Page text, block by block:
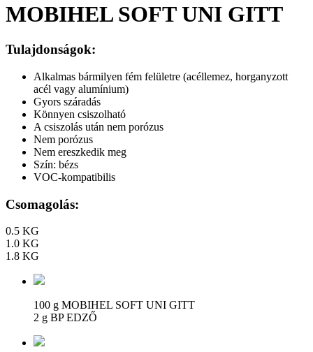
MOBIHEL SOFT UNI GITT
Tulajdonságok:
Alkalmas bármilyen fém felületre (acéllemez, horganyzott
acél vagy alumínium)
Gyors száradás
Könnyen csiszolható
A csiszolás után nem porózus
Nem porózus
Nem ereszkedik meg
Szín: bézs
VOC-kompatibilis
Csomagolás:
0.5 KG
1.0 KG
1.8 KG
100 g MOBIHEL SOFT UNI GITT
2 g BP EDZŐ